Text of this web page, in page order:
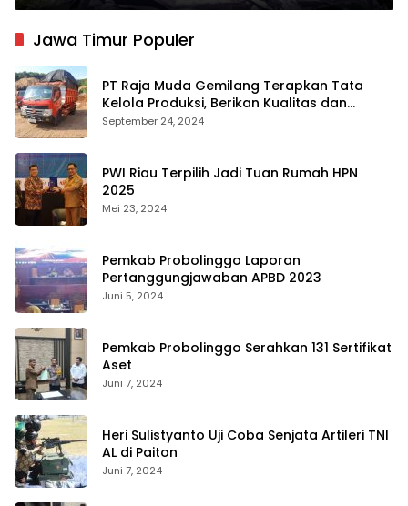
Jawa Timur Populer
PT Raja Muda Gemilang Terapkan Tata
Kelola Produksi, Berikan Kualitas dan
Keselamatan Kerja Terbaik
September 24, 2024
PWI Riau Terpilih Jadi Tuan Rumah HPN
2025
Mei 23, 2024
Pemkab Probolinggo Laporan
Pertanggungjawaban APBD 2023
Juni 5, 2024
Pemkab Probolinggo Serahkan 131 Sertifikat
Aset
Juni 7, 2024
Heri Sulistyanto Uji Coba Senjata Artileri TNI
AL di Paiton
Juni 7, 2024